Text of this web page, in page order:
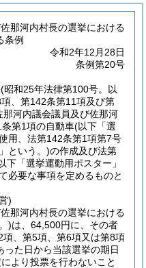
那河内村長の選挙における
条例
令和2年12月28日
条例第20号
(昭和25年法律第100号。以
、第142条第11項及び第
河内議会議員及び佐那河
第1項の自動車(以下「選
用、法第142条第1項第7号
という。)の作成及び法第
下「選挙運動用ポスター」
必要な事項を定めるものと
)
那河内村長の選挙における
)は、64,500円に、その者
、第5項、第6項又は第8項
た日から当該選挙の期日
より投票を行わないこと